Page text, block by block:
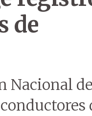
de
Nacional de